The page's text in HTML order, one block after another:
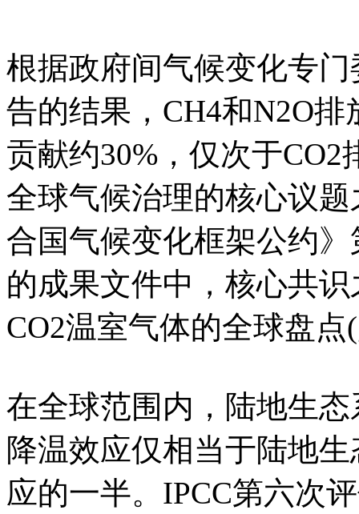
根据政府间气候变化专
告的结果，CH4和N2O
贡献约30%，仅次于
全球气候治理的核心议
合国气候变化框架公约
的成果文件中，核心共
CO2温室气体的全球盘点
在全球范围内，陆地生
降温效应仅相当于陆地
应的一半。IPCC第六次